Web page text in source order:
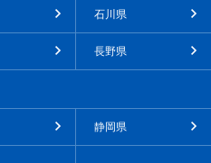
石川県
長野県
静岡県